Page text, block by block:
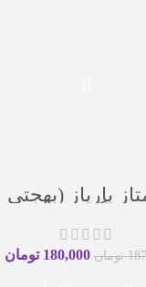
گرم)
تومان 180,000 تومان